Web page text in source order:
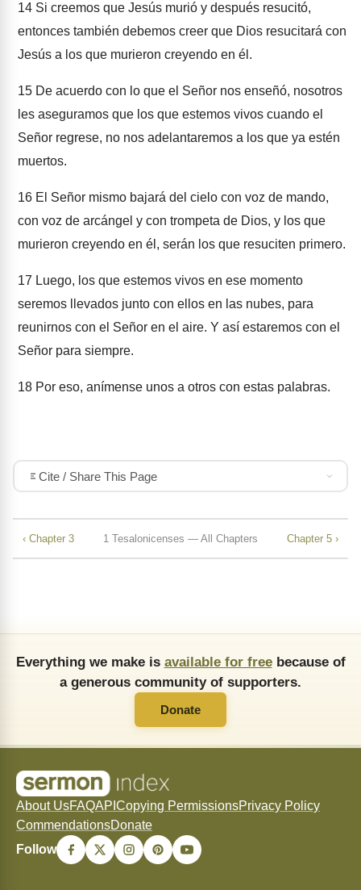
14 Si creemos que Jesús murió y después resucitó,
entonces también debemos creer que Dios resucitará con
Jesús a los que murieron creyendo en él.
15 De acuerdo con lo que el Señor nos enseñó, nosotros
les aseguramos que los que estemos vivos cuando el
Señor regrese, no nos adelantaremos a los que ya estén
muertos.
16 El Señor mismo bajará del cielo con voz de mando,
con voz de arcángel y con trompeta de Dios, y los que
murieron creyendo en él, serán los que resuciten primero.
17 Luego, los que estemos vivos en ese momento
seremos llevados junto con ellos en las nubes, para
reunirnos con el Señor en el aire. Y así estaremos con el
Señor para siempre.
18 Por eso, anímense unos a otros con estas palabras.
Cite / Share This Page
‹ Chapter 3 1 Tesalonicenses — All Chapters Chapter 5 ›
Everything we make is available for freebecause of
a generous community of supporters.
Donate
About UsFAQAPI Copying PermissionsPrivacy Policy
CommendationsDonate
Follow